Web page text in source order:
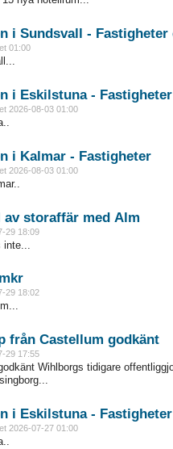
01:00
2026-08-27 Auktion i Eskilstuna - Fastigheter
2026-08-03 01:00
2026-08-27 Auktion i Kalmar - Fastigheter
2026-08-03 01:00
av storaffär med Alm
29 18:09
29 18:02
från Castellum godkänt
29 17:55
Wihlborgs tidigare
2026-08-19 Auktion i Eskilstuna - Fastigheter
2026-07-27 01:00